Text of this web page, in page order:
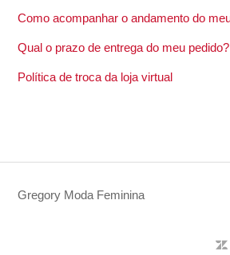
Como acompanhar o andamento do
Qual o prazo de entrega do meu pedido?
Política de troca da loja virtual
Gregory Moda Feminina